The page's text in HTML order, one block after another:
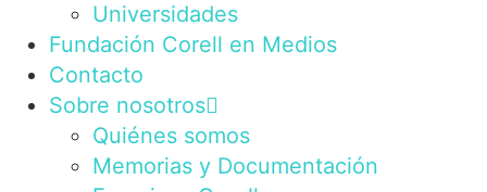
Universidades
Fundación Corell en Medios
Contacto
Sobre nosotros
Quiénes somos
Memorias y Documentación